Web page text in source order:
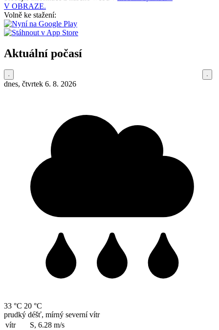
V OBRAZE.
Volně ke stažení:
Aktuální počasí
dnes, čtvrtek 6. 8. 2026
33 °C 20 °C
prudký déšť, mírný severní vítr
vítr
S, 6.28 m/s